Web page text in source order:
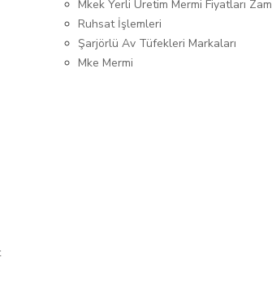
Mkek Yerli Üretim Mermi Fiyatları Zam
Ruhsat İşlemleri
Şarjörlü Av Tüfekleri Markaları
Mke Mermi